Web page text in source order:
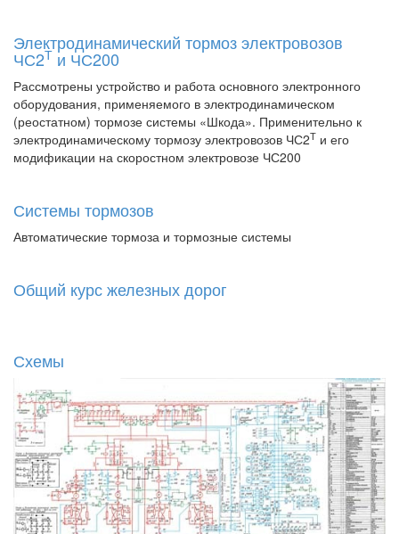
Электродинамический тормоз электровозов
ЧС2Т и ЧС200
Рассмотрены устройство и работа основного электронного
оборудования, применяемого в электродинамическом
(реостатном) тормозе системы «Шкода». Применительно к
электродинамическому тормозу электровозов ЧС2Т и его
модификации на скоростном электровозе ЧС200
Системы тормозов
Автоматические тормоза и тормозные системы
Общий курс железных дорог
Схемы